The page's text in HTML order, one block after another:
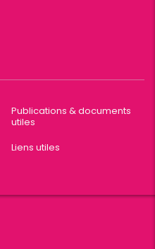
Publications & documents
utiles
Liens utiles